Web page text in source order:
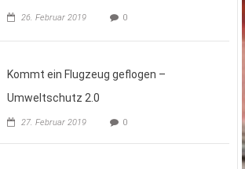
26. Februar 2019 0
Kommt ein Flugzeug geflogen –
Umweltschutz 2.0
27. Februar 2019 0